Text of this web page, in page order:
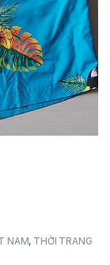
NAM, THỜI TRANG